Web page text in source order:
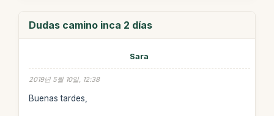
Dudas camino inca 2 días
Sara
2019년 5월 10일, 12:38
Buenas tardes,